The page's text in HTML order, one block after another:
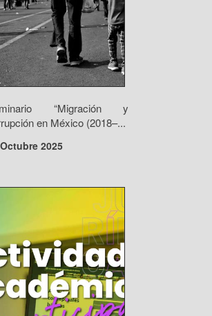
“Migración y
en México (2018–...
2025